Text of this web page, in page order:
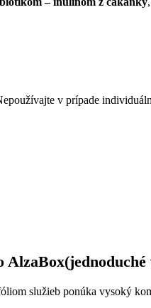
v prípade
AlzaBox
služieb ponúka vysoký